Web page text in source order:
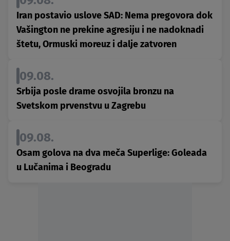
Iran postavio uslove SAD: Nema pregovora dok
Vašington ne prekine agresiju i ne nadoknadi
štetu, Ormuski moreuz i dalje zatvoren
09.08.
Srbija posle drame osvojila bronzu na
Svetskom prvenstvu u Zagrebu
09.08.
Osam golova na dva meča Superlige: Goleada
u Lučanima i Beogradu